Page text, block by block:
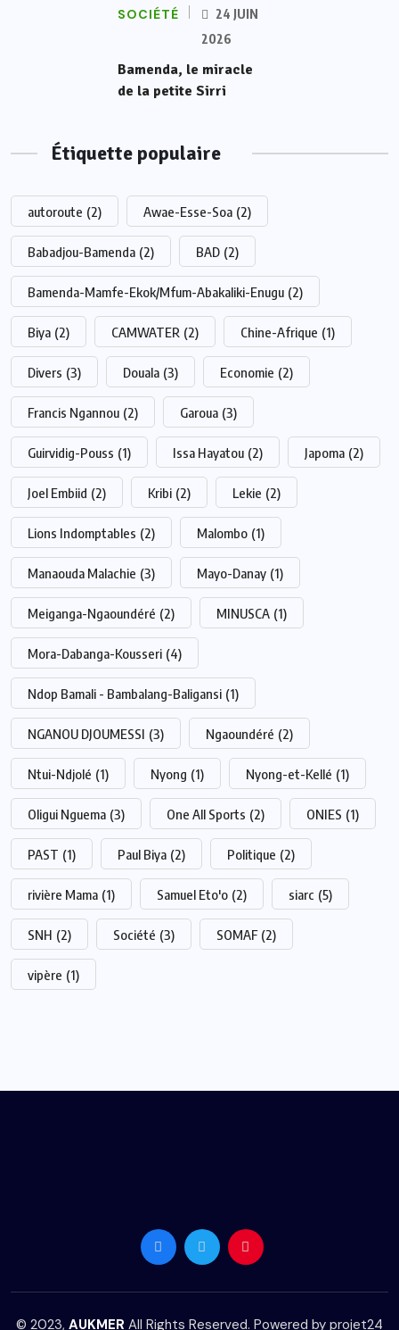
SOCIÉTÉ
24 JUIN
2026
Bamenda, le miracle
de la petite Sirri
Étiquette populaire
autoroute (2) Awae-Esse-Soa (2)
Babadjou-Bamenda (2) BAD (2)
Bamenda-Mamfe-Ekok/Mfum-Abakaliki-Enugu (2)
Biya (2) CAMWATER (2) Chine-Afrique (1)
Divers (3) Douala (3) Economie (2)
Francis Ngannou (2) Garoua (3)
Guirvidig-Pouss (1) Issa Hayatou (2) Japoma (2)
Joel Embiid (2) Kribi (2) Lekie (2)
Lions Indomptables (2) Malombo (1)
Manaouda Malachie (3) Mayo-Danay (1)
Meiganga-Ngaoundéré (2) MINUSCA (1)
Mora-Dabanga-Kousseri (4)
Ndop Bamali - Bambalang-Baligansi (1)
NGANOU DJOUMESSI (3) Ngaoundéré (2)
Ntui-Ndjolé (1) Nyong (1) Nyong-et-Kellé (1)
Oligui Nguema (3) One All Sports (2) ONIES (1)
PAST (1) Paul Biya (2) Politique (2)
rivière Mama (1) Samuel Eto'o (2) siarc (5)
SNH (2) Société (3) SOMAF (2)
vipère (1)
© 2023, AUKMER All Rights Reserved. Powered by projet24